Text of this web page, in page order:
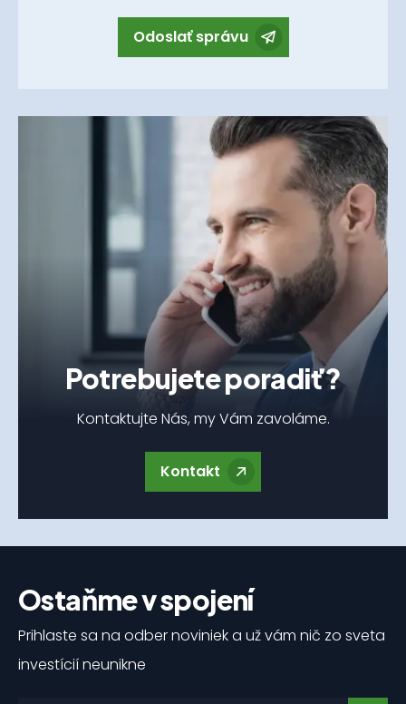
Odoslať správu
Potrebujete poradiť?
Kontaktujte Nás, my Vám zavoláme.
Kontakt
Ostaňme v spojení
Prihlaste sa na odber noviniek a už vám nič zo sveta
investícií neunikne